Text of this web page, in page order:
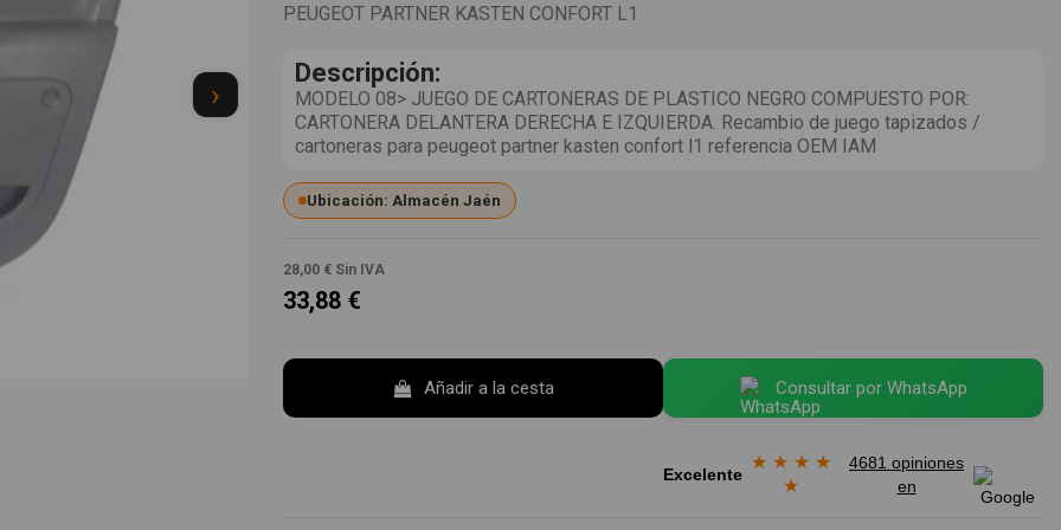
›
PEUGEOT PARTNER KASTEN CONFORT L1
Descripción:
MODELO 08> JUEGO DE CARTONERAS DE PLASTICO NEGRO COMPUESTO POR:
CARTONERA DELANTERA DERECHA E IZQUIERDA. Recambio de juego tapizados /
cartoneras para peugeot partner kasten confort l1 referencia OEM IAM
Ubicación: Almacén Jaén
28,00 € Sin IVA
33,88 €
Añadir a la cesta Consultar por WhatsApp
Excelente
★ ★ ★ ★
★
4681 opiniones
en